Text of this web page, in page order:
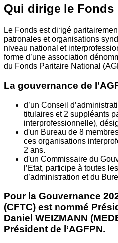
Qui dirige le Fonds
Le Fonds est dirigé
patronales et organisations
niveau national et
forme d’une association
du Fonds Paritaire National
La gouvernance de
d’un Conseil
titulaires et 2 suppléants
interprofessionnelle),
d'un Bureau de 8
ces organisations
2 ans.
d'un Commissaire du
l’Etat, participe à toutes
d’administration et du
Pour la Gouvernance
(CFTC) est nommé
Daniel WEIZMANN
Président de l’AGFPN.